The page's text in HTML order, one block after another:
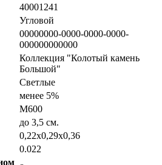
40001241
Угловой
00000000-0000-0000-0000-
000000000000
Коллекция "Колотый камень
Большой"
Светлые
менее 5%
M600
до 3,5 см.
0,22х0,29х0,36
0.022